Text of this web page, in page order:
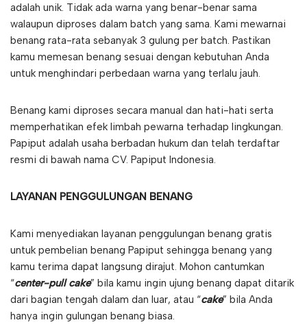
adalah unik. Tidak ada warna yang benar-benar sama
walaupun diproses dalam batch yang sama. Kami mewarnai
benang rata-rata sebanyak 3 gulung per batch. Pastikan
kamu memesan benang sesuai dengan kebutuhan Anda
untuk menghindari perbedaan warna yang terlalu jauh.
Benang kami diproses secara manual dan hati-hati serta
memperhatikan efek limbah pewarna terhadap lingkungan.
Papiput adalah usaha berbadan hukum dan telah terdaftar
resmi di bawah nama CV. Papiput Indonesia.
LAYANAN PENGGULUNGAN BENANG
Kami menyediakan layanan penggulungan benang gratis
untuk pembelian benang Papiput sehingga benang yang
kamu terima dapat langsung dirajut. Mohon cantumkan
“center-pull cake” bila kamu ingin ujung benang dapat ditarik
dari bagian tengah dalam dan luar, atau “cake” bila Anda
hanya ingin gulungan benang biasa.